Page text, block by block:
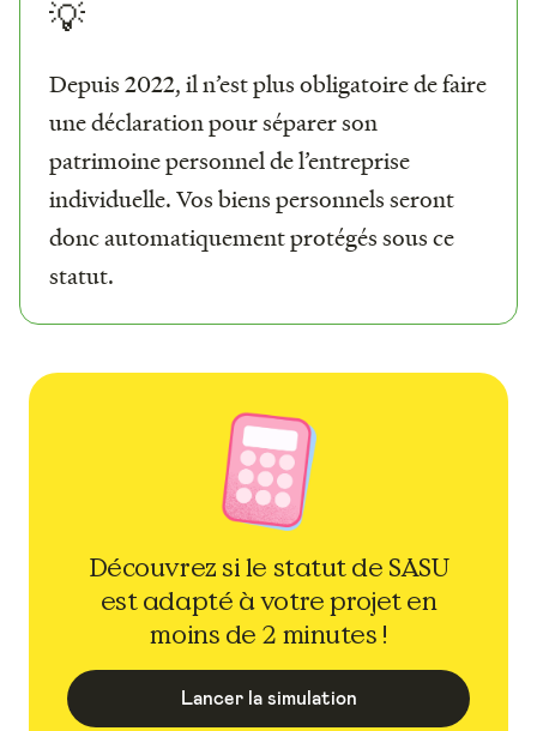
💡
Depuis 2022, il n’est plus obligatoire de faire
une déclaration pour séparer son
patrimoine personnel de l’entreprise
individuelle. Vos biens personnels seront
donc automatiquement protégés sous ce
statut.
Découvrez si le statut de SASU
est adapté à votre projet en
moins de 2 minutes !
Lancer la simulation